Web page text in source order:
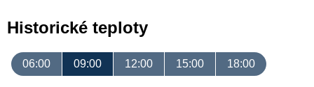
Historické teploty
06:00 09:00 12:00 15:00 18:00